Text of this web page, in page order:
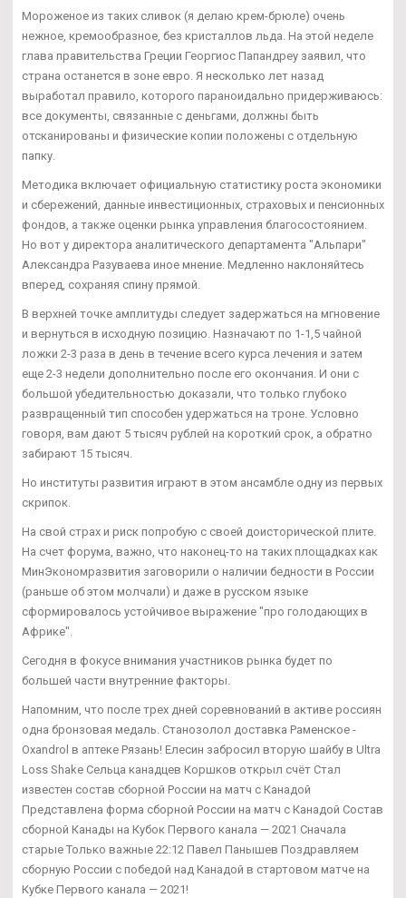
Мороженое из таких сливок (я делаю крем-брюле) очень
нежное, кремообразное, без кристаллов льда. На этой неделе
глава правительства Греции Георгиос Папандреу заявил, что
страна останется в зоне евро. Я несколько лет назад
выработал правило, которого параноидально придерживаюсь:
все документы, связанные с деньгами, должны быть
отсканированы и физические копии положены с отдельную
папку.
Методика включает официальную статистику роста экономики
и сбережений, данные инвестиционных, страховых и пенсионных
фондов, а также оценки рынка управления благосостоянием.
Но вот у директора аналитического департамента "Альпари"
Александра Разуваева иное мнение. Медленно наклоняйтесь
вперед, сохраняя спину прямой.
В верхней точке амплитуды следует задержаться на мгновение
и вернуться в исходную позицию. Назначают по 1-1,5 чайной
ложки 2-3 раза в день в течение всего курса лечения и затем
еще 2-3 недели дополнительно после его окончания. И они с
большой убедительностью доказали, что только глубоко
развращенный тип способен удержаться на троне. Условно
говоря, вам дают 5 тысяч рублей на короткий срок, а обратно
забирают 15 тысяч.
Но институты развития играют в этом ансамбле одну из первых
скрипок.
На свой страх и риск попробую с своей доисторической плите.
На счет форума, важно, что наконец-то на таких площадках как
МинЭкономразвития заговорили о наличии бедности в России
(раньше об этом молчали) и даже в русском языке
сформировалось устойчивое выражение "про голодающих в
Африке".
Сегодня в фокусе внимания участников рынка будет по
большей части внутренние факторы.
Напомним, что после трех дней соревнований в активе россиян
одна бронзовая медаль. Станозолол доставка Раменское -
Oxandrol в аптеке Рязань! Елесин забросил вторую шайбу в Ultra
Loss Shake Сельца канадцев Коршков открыл счёт Стал
известен состав сборной России на матч с Канадой
Представлена форма сборной России на матч с Канадой Состав
сборной Канады на Кубок Первого канала — 2021 Сначала
старые Только важные 22:12 Павел Панышев Поздравляем
сборную России с победой над Канадой в стартовом матче на
Кубке Первого канала — 2021!